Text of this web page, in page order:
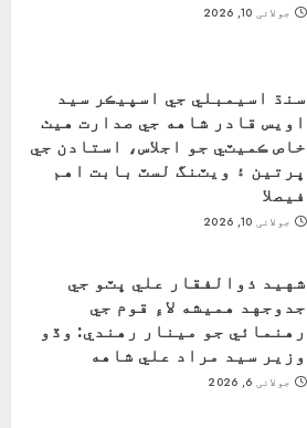
جولائی 10, 2026
سنڌ اسيمبلي جي اسپيڪر سيد
اويس قادر شاهه جي صدارت هيٺ
خاص ڪميٽي جو اجلاس، استادن جي
ڀرتين ۽ ويٽنگ لسٽ بابت اهم
فيصلا
جولائی 10, 2026
شهيد ذوالفقار علي ڀٽو جي
جدوجهد هميشه لاءِ قوم جي
رهنمائي جو مينار رهندي: وڏو
وزير سيد مراد علي شاهه
جولائی 6, 2026